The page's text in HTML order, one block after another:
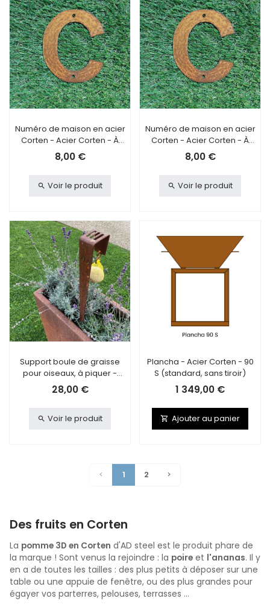
Numéro de maison en acier
Corten - Acier Corten - À
visser - C
8,00 €
Voir le produit
Numéro de maison en acier
Corten - Acier Corten - À
coller - C
8,00 €
Voir le produit
Support boule de graisse
pour oiseaux, à piquer -
Acier Corten
28,00 €
Voir le produit
Plancha - Acier Corten - 90
S (standard, sans tiroir)
1 349,00 €
Ajouter au panier
1 2
Des fruits en Corten
La pomme 3D en Corten d'AD steel est le produit phare de
la marque ! Sont venus la rejoindre : la poire et l'ananas. Il y
en a de toutes les tailles : des plus petits à déposer sur une
table ou une appuie de fenêtre, ou des plus grandes pour
égayer vos parterres, pelouses, terrasses ...